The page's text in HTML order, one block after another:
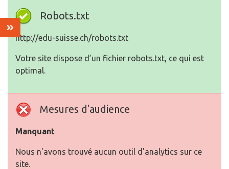
Robots.txt
http://edu-suisse.ch/robots.txt
Votre site dispose d’un fichier robots.txt, ce qui est
optimal.
Mesures d'audience
Manquant
Nous n'avons trouvé aucun outil d'analytics sur ce
site.